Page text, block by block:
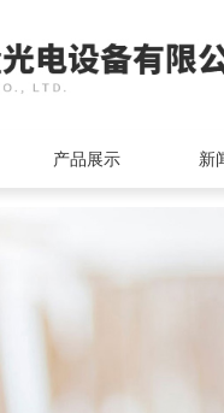
产品展示 新